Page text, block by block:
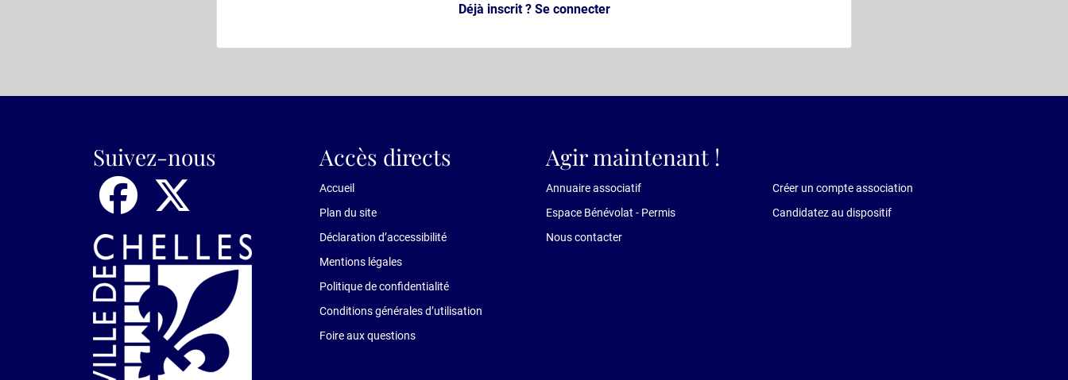
Déjà inscrit ? Se connecter
Suivez-nous Accès directs
Accueil
Plan du site
Déclaration d’accessibilité
Mentions légales
Politique de confidentialité
Conditions générales d’utilisation
Foire aux questions
Agir maintenant !
Annuaire associatif
Espace Bénévolat - Permis
Nous contacter
Créer un compte association
Candidatez au dispositif